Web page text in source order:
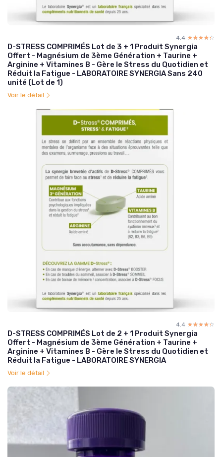
4.4 ☆☆☆☆☆
★★★★★
D-STRESS COMPRIMÉS Lot de 3 + 1 Produit Synergia
Offert - Magnésium de 3ème Génération + Taurine +
Arginine + Vitamines B - Gère le Stress du Quotidien et
Réduit la Fatigue - LABORATOIRE SYNERGIA Sans 240
unité (Lot de 1)
Voir le détail
4.4 ☆☆☆☆☆
★★★★★
D-STRESS COMPRIMÉS Lot de 2 + 1 Produit Synergia
Offert - Magnésium de 3ème Génération + Taurine +
Arginine + Vitamines B - Gère le Stress du Quotidien et
Réduit la Fatigue - LABORATOIRE SYNERGIA
Voir le détail